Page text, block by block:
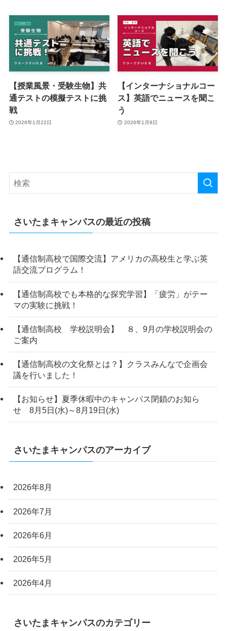
【授業風景・受験生物】共
通テストの模擬テストに挑
戦
2026年1月22日
【インターナショナルコー
ス】英語でニュースを聞こ
う
2026年1月8日
さいたまキャンパスの最近の投稿
【通信制高校で国際交流】アメリカの高校生と学ぶ英
語交流プログラム！
【通信制高校でも本格的な探究学習】「疲労」がテー
マの実験に挑戦！
【通信制高校 学校説明会】 ８、9月の学校説明会の
ご案内
【通信制高校の文化祭とは？】クラスみんなで企画会
議を行いました！
【お知らせ】夏季休暇中のキャンパス閉鎖のお知ら
せ 8月5日(水)～8月19日(水)
さいたまキャンパスのアーカイブ
2026年8月
2026年7月
2026年6月
2026年5月
2026年4月
さいたまキャンパスのカテゴリー